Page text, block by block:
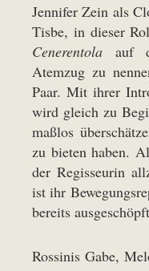
Jennifer Zein als
Tisbe, in dieser
Cenerentola auf
Atemzug zu
Paar. Mit ihrer
wird gleich zu
maßlos
zu bieten haben.
der Regisseurin
ist ihr
bereits
Rossinis Gabe,